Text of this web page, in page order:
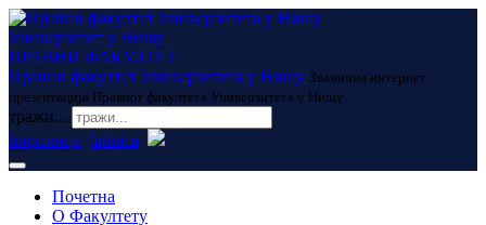
Универзитет у Нишу
ПРАВНИ ФАКУЛТЕТ
Правни факултет Универзитета у Нишу Званична интернет
презентација Правног факултета Универзитета у Нишу
тражи...
ћирилица latinica
Почетна
О Факултету